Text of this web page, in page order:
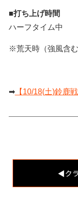
■打ち上げ時間
ハーフタイム中
※荒天時（強風含
➡【10/18(土)鈴鹿
◀︎ク